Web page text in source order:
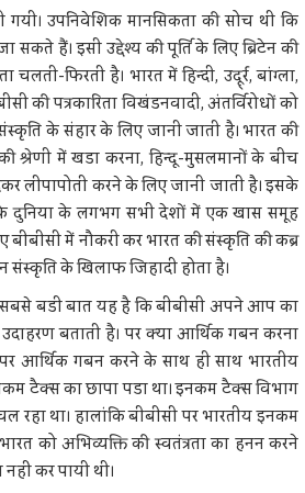
गयी। उपनिवेशिक मानसिकता की सोच थी कि
हैं। इसी उद्देश्य की पूर्ति के लिए ब्रिटेन की
फिरती है। भारत में हिन्दी, उदू्र्र, बांग्ला,
की पत्रकारिता विखंडनवादी, अंतर्विरोधों को
के संहार के लिए जानी जाती है। भारत की
श्रेणी में खडा करना, हिन्दू-मुसलमानों के बीच
लीपापोती करने के लिए जानी जाती है। इसके
दुनिया के लगभग सभी देशों में एक खास समूह
में नौकरी कर भारत की संस्कृति की कब्र
संस्कृति के खिलाफ जिहादी होता है।
सबसे बडी बात यह है कि बीबीसी अपने आप का
बताती है। पर क्या आर्थिक गबन करना
पर आर्थिक गबन करने के साथ ही साथ भारतीय
टैक्स का छापा पडा था। इनकम टैक्स विभाग
रहा था। हालांकि बीबीसी पर भारतीय इनकम
को अभिव्यक्ति की स्वतंत्रता का हनन करने
कर पायी थी।